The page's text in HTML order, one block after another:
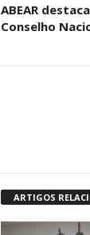
ABEAR
Conselho
ARTIGOS